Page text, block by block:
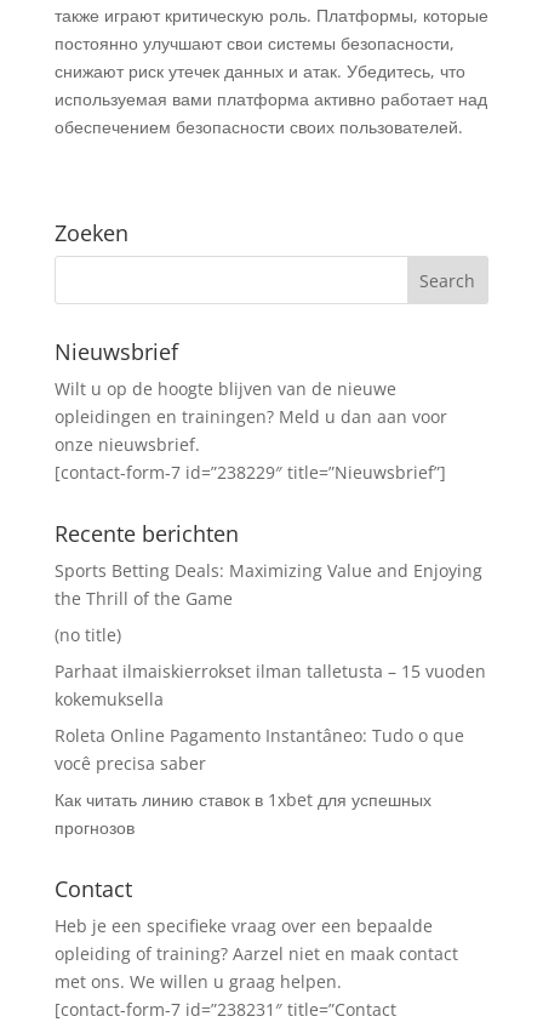
также играют критическую роль. Платформы, которые
постоянно улучшают свои системы безопасности,
снижают риск утечек данных и атак. Убедитесь, что
используемая вами платформа активно работает над
обеспечением безопасности своих пользователей.
Zoeken
Nieuwsbrief
Wilt u op de hoogte blijven van de nieuwe
opleidingen en trainingen? Meld u dan aan voor
onze nieuwsbrief.
[contact-form-7 id=”238229″ title=”Nieuwsbrief”]
Recente berichten
Sports Betting Deals: Maximizing Value and Enjoying
the Thrill of the Game
(no title)
Parhaat ilmaiskierrokset ilman talletusta – 15 vuoden
kokemuksella
Roleta Online Pagamento Instantâneo: Tudo o que
você precisa saber
Как читать линию ставок в 1xbet для успешных
прогнозов
Contact
Heb je een specifieke vraag over een bepaalde
opleiding of training? Aarzel niet en maak contact
met ons. We willen u graag helpen.
[contact-form-7 id=”238231″ title=”Contact